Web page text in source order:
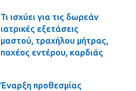
Τι ισχύει για τις δωρεάν
ιατρικές εξετάσεις
μαστού, τραχήλου μήτρας,
παχέος εντέρου, καρδιάς
Έναρξη προθεσμίας